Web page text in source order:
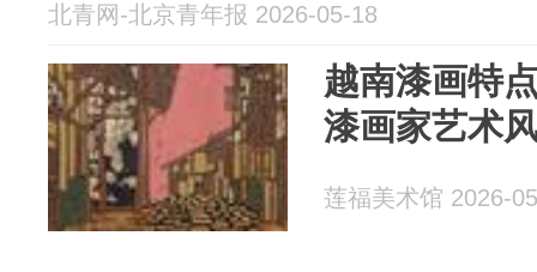
北青网-北京青年报 2026-05-18
越南漆画特
漆画家艺术
莲福美术馆 2026-